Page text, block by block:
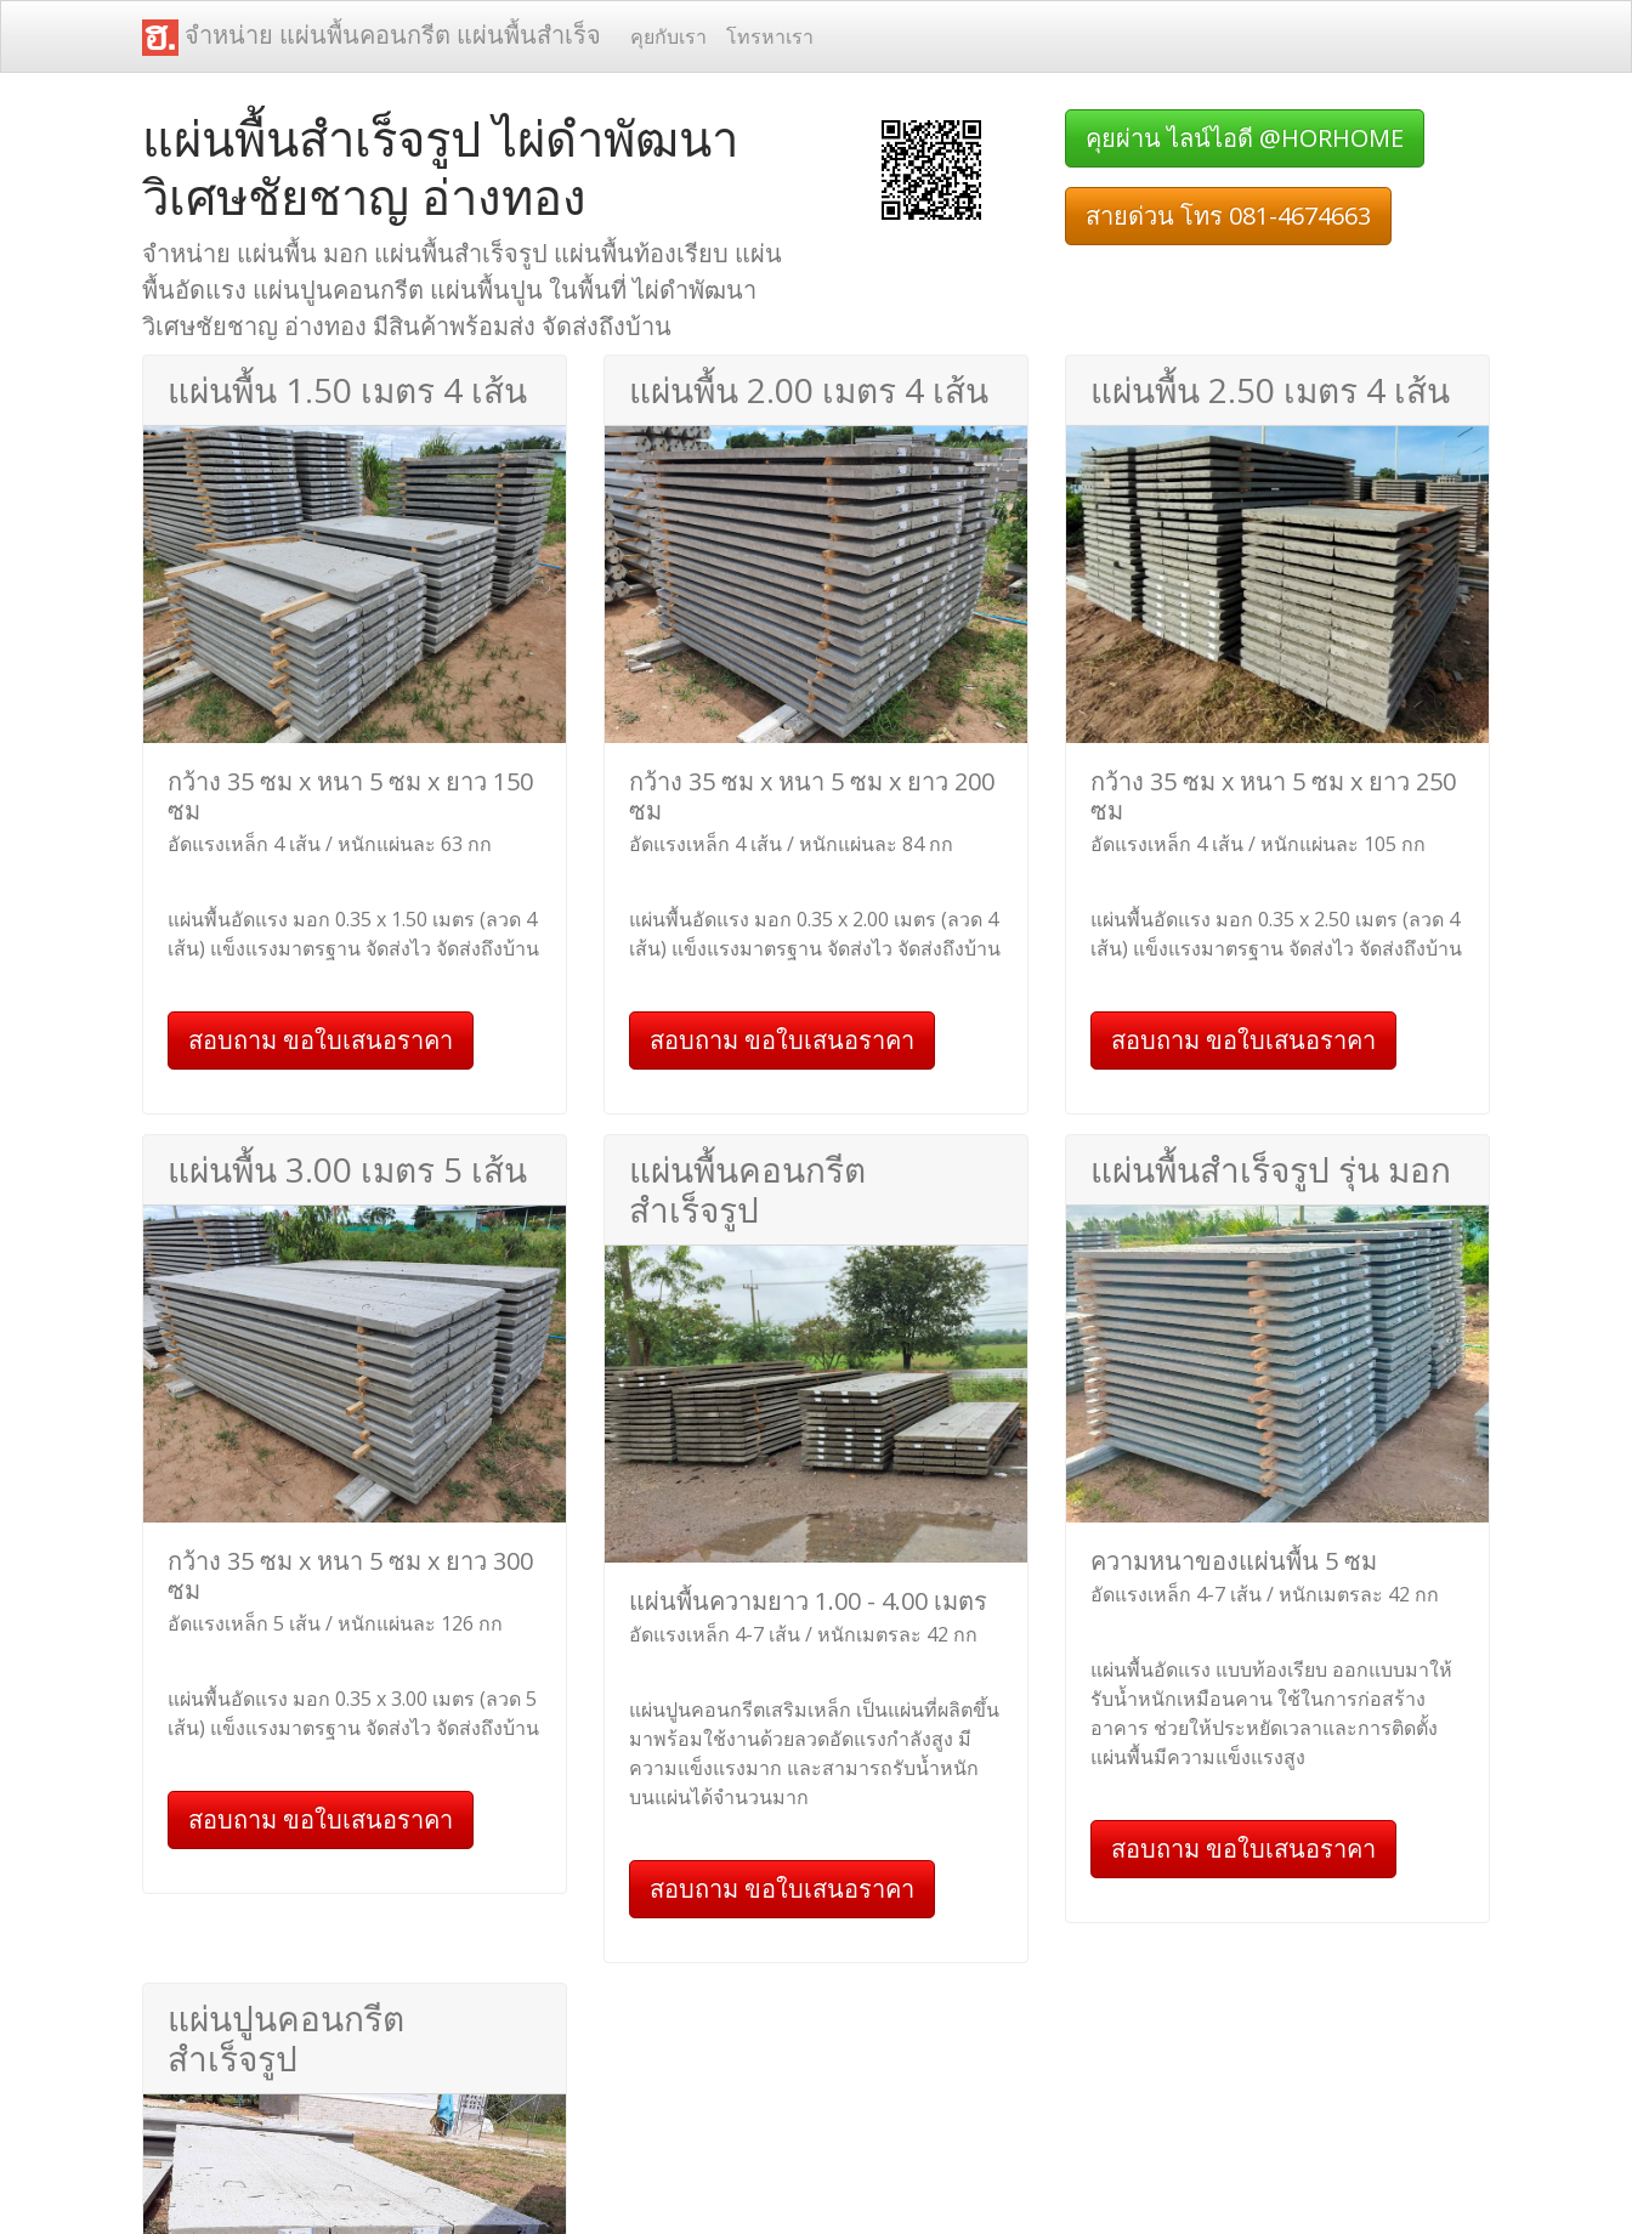
จำหน่าย แผ่นพื้นคอนกรีต แผ่นพื้นสำเร็จ คุยกับเรา โทรหาเรา
แผ่นพื้นสำเร็จรูป ไผ่ดำพัฒนา
วิเศษชัยชาญ อ่างทอง
จำหน่าย แผ่นพื้น มอก แผ่นพื้นสำเร็จรูป แผ่นพื้นท้องเรียบ แผ่น
พื้นอัดแรง แผ่นปูนคอนกรีต แผ่นพื้นปูน ในพื้นที่ ไผ่ดำพัฒนา
วิเศษชัยชาญ อ่างทอง มีสินค้าพร้อมส่ง จัดส่งถึงบ้าน
คุยผ่าน ไลน์ไอดี @HORHOME
สายด่วน โทร 081-4674663
แผ่นพื้น 1.50 เมตร 4 เส้น
กว้าง 35 ซม x หนา 5 ซม x ยาว 150
ซม
อัดแรงเหล็ก 4 เส้น / หนักแผ่นละ 63 กก
แผ่นพื้นอัดแรง มอก 0.35 x 1.50 เมตร (ลวด 4
เส้น) แข็งแรงมาตรฐาน จัดส่งไว จัดส่งถึงบ้าน
สอบถาม ขอใบเสนอราคา
แผ่นพื้น 2.00 เมตร 4 เส้น
กว้าง 35 ซม x หนา 5 ซม x ยาว 200
ซม
อัดแรงเหล็ก 4 เส้น / หนักแผ่นละ 84 กก
แผ่นพื้นอัดแรง มอก 0.35 x 2.00 เมตร (ลวด 4
เส้น) แข็งแรงมาตรฐาน จัดส่งไว จัดส่งถึงบ้าน
สอบถาม ขอใบเสนอราคา
แผ่นพื้น 2.50 เมตร 4 เส้น
กว้าง 35 ซม x หนา 5 ซม x ยาว 250
ซม
อัดแรงเหล็ก 4 เส้น / หนักแผ่นละ 105 กก
แผ่นพื้นอัดแรง มอก 0.35 x 2.50 เมตร (ลวด 4
เส้น) แข็งแรงมาตรฐาน จัดส่งไว จัดส่งถึงบ้าน
สอบถาม ขอใบเสนอราคา
แผ่นพื้น 3.00 เมตร 5 เส้น
กว้าง 35 ซม x หนา 5 ซม x ยาว 300
ซม
อัดแรงเหล็ก 5 เส้น / หนักแผ่นละ 126 กก
แผ่นพื้นอัดแรง มอก 0.35 x 3.00 เมตร (ลวด 5
เส้น) แข็งแรงมาตรฐาน จัดส่งไว จัดส่งถึงบ้าน
สอบถาม ขอใบเสนอราคา
แผ่นพื้นคอนกรีต
สำเร็จรูป
แผ่นพื้นความยาว 1.00 - 4.00 เมตร
อัดแรงเหล็ก 4-7 เส้น / หนักเมตรละ 42 กก
แผ่นปูนคอนกรีตเสริมเหล็ก เป็นแผ่นที่ผลิตขึ้น
มาพร้อมใช้งานด้วยลวดอัดแรงกำลังสูง มี
ความแข็งแรงมาก และสามารถรับน้ำหนัก
บนแผ่นได้จำนวนมาก
สอบถาม ขอใบเสนอราคา
แผ่นพื้นสำเร็จรูป รุ่น มอก
ความหนาของแผ่นพื้น 5 ซม
อัดแรงเหล็ก 4-7 เส้น / หนักเมตรละ 42 กก
แผ่นพื้นอัดแรง แบบท้องเรียบ ออกแบบมาให้
รับน้ำหนักเหมือนคาน ใช้ในการก่อสร้าง
อาคาร ช่วยให้ประหยัดเวลาและการติดตั้ง
แผ่นพื้นมีความแข็งแรงสูง
สอบถาม ขอใบเสนอราคา
แผ่นปูนคอนกรีต
สำเร็จรูป